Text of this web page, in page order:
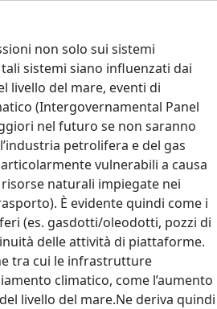
non solo sui sistemi
sistemi siano influenzati dai
livello del mare, eventi di
(Intergovernamental Panel
nel futuro se non saranno
petrolifera e del gas
vulnerabili a causa
naturali impiegate nei
È evidente quindi come i
(es. gasdotti/oleodotti, pozzi di
delle attività di piattaforme.
tra cui le infrastrutture
climatico, come l’aumento
livello del mare.Ne deriva quindi